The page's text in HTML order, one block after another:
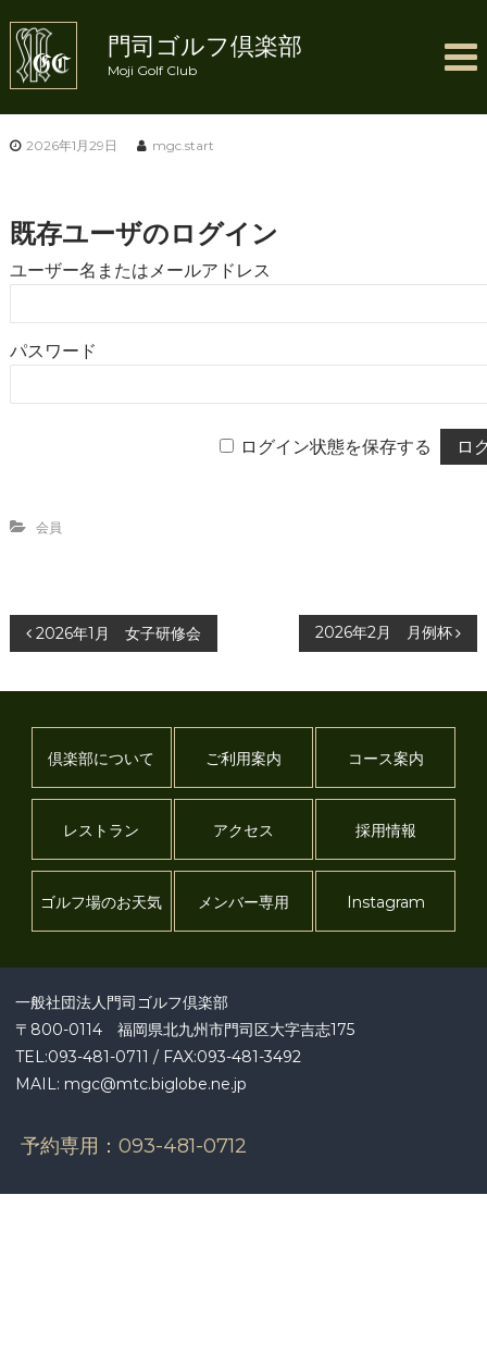
ス
門司ゴルフ倶楽部
Moji Golf Club
2026年1月29日 mgc.start
既存ユーザのログイン
ユーザー名またはメールアドレス
パスワード
ログイン状態を保存する
会員
投
稿
ナ
ビ
ー
シ
ョ
ン
2026年1月 女子研修会 2026年2月 月例杯
倶楽部について ご利用案内 コース案内
レストラン アクセス 採用情報
ゴルフ場のお天気 メンバー専用 Instagram
一般社団法人門司ゴルフ倶楽部
〒800-0114 福岡県北九州市門司区大字吉志175
TEL:093-481-0711 / FAX:093-481-3492
MAIL: mgc@mtc.biglobe.ne.jp
予約専用： 093-481-0712